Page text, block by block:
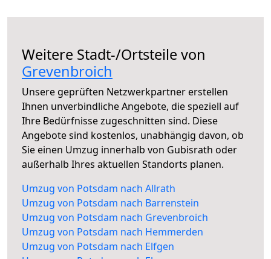
Weitere Stadt-/Ortsteile von
Grevenbroich
Unsere geprüften Netzwerkpartner erstellen
Ihnen unverbindliche Angebote, die speziell auf
Ihre Bedürfnisse zugeschnitten sind. Diese
Angebote sind kostenlos, unabhängig davon, ob
Sie einen Umzug innerhalb von Gubisrath oder
außerhalb Ihres aktuellen Standorts planen.
Umzug von Potsdam nach Allrath
Umzug von Potsdam nach Barrenstein
Umzug von Potsdam nach Grevenbroich
Umzug von Potsdam nach Hemmerden
Umzug von Potsdam nach Elfgen